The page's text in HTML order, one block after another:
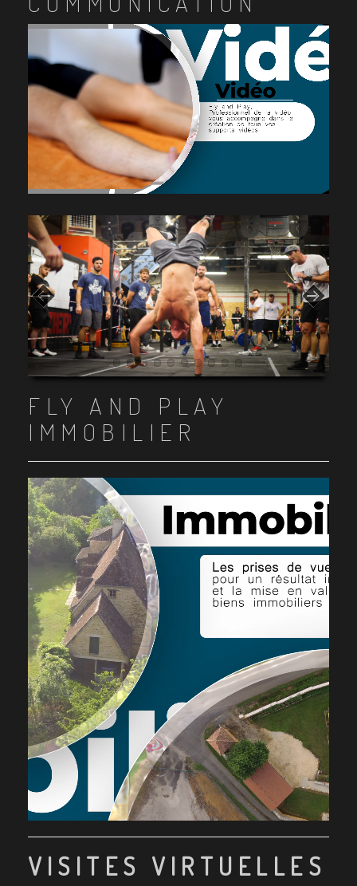
Item 1
Item 2
Item 3
Item 4
Item 5
Item 6
Item 7
Item 8
Item 9
Item 10
FLY AND PLAY
IMMOBILIER
VISITES VIRTUELLES